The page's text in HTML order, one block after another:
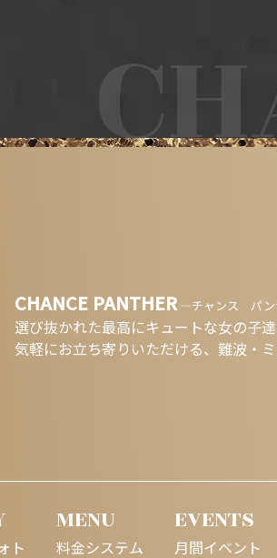
CHANCE PANTHER―チャンス パ
選び抜かれた最高にキュートな女の子
気軽にお立ち寄りいただける、 難波・
ト
MENU
料金システム
EVENTS
月間イベント